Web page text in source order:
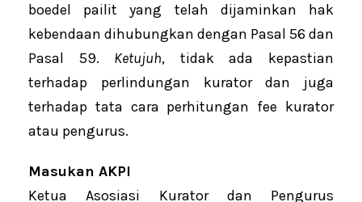
boedel pailit yang telah dijaminkan hak
kebendaan dihubungkan dengan Pasal 56 dan
Pasal 59. Ketujuh, tidak ada kepastian
terhadap perlindungan kurator dan juga
terhadap tata cara perhitungan fee kurator
atau pengurus.
Masukan AKPI
Ketua Asosiasi Kurator dan Pengurus